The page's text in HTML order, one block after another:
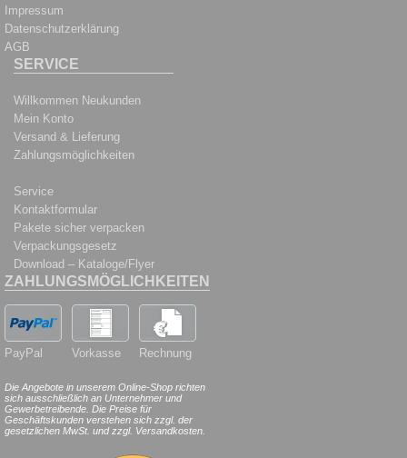
Impressum
Datenschutzerklärung
AGB
SERVICE
Willkommen Neukunden
Mein Konto
Versand & Lieferung
Zahlungsmöglichkeiten
Service
Kontaktformular
Pakete sicher verpacken
Verpackungsgesetz
Download – Kataloge/Flyer
ZAHLUNGSMÖGLICHKEITEN
PayPal Vorkasse Rechnung
Die Angebote in unserem Online-Shop richten
sich ausschließlich an Unternehmer und
Gewerbetreibende. Die Preise für
Geschäftskunden verstehen sich zzgl. der
gesetzlichen MwSt. und zzgl. Versandkosten.